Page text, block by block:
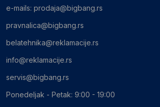
e-mails: prodaja@bigbang.rs
pravnalica@bigbang.rs
belatehnika@reklamacije.rs
info@reklamacije.rs
servis@bigbang.rs
Ponedeljak - Petak: 9:00 - 19:00